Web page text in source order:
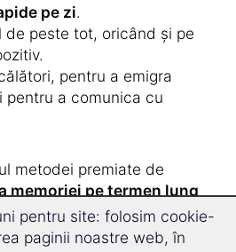
pe zi.
de peste tot, oricând și pe
pentru a emigra
pentru a comunica cu
metodei premiate de
memoriei pe termen lung
uita limba spaniolă
niciodată.
pentru site: folosim cookie-
paginii noastre web, în